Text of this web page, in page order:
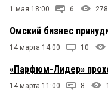
1 мая 18:00 6
Омский бизнес
14 марта 14:00 10
«Парфюм-Лидер»
14 марта 11:00 8